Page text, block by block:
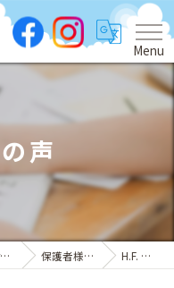
Menu
声
横浜で英語を学ぶなら「Blue Sky International」 保護者様の声 H.F. さん